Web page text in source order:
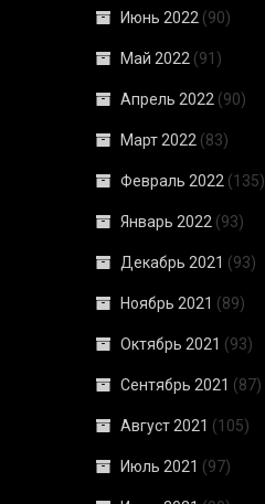
Июнь 2022 (90)
Май 2022 (91)
Апрель 2022 (90)
Март 2022 (83)
Февраль 2022 (135)
Январь 2022 (93)
Декабрь 2021 (93)
Ноябрь 2021 (89)
Октябрь 2021 (93)
Сентябрь 2021 (87)
Август 2021 (105)
Июль 2021 (97)